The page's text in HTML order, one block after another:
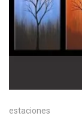
estaciones